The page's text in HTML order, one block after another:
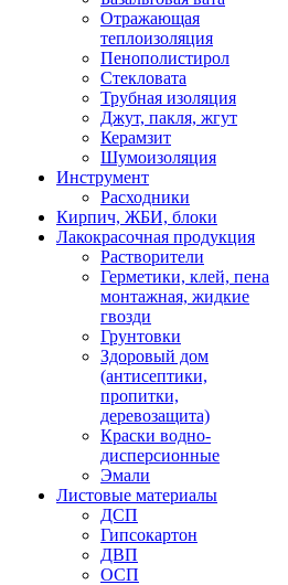
Отражающая
теплоизоляция
Пенополистирол
Стекловата
Трубная изоляция
Джут, пакля, жгут
Керамзит
Шумоизоляция
Инструмент
Расходники
Кирпич, ЖБИ, блоки
Лакокрасочная продукция
Растворители
Герметики, клей, пена
монтажная, жидкие
гвозди
Грунтовки
Здоровый дом
(антисептики,
пропитки,
деревозащита)
Краски водно-
дисперсионные
Эмали
Листовые материалы
ДСП
Гипсокартон
ДВП
ОСП